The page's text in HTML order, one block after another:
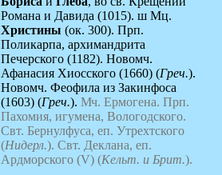
Романа и Давида (1015). ш Мц.
Христины (ок. 300). Прп.
Поликарпа, архимандрита
Печерского (1182). Новомч.
Афанасия Хиосского (1660) (Греч.).
Новомч. Феофила из Закинфоса
(1603) (Греч.). Мч. Ермогена. Прп.
Пахомия, игумена, Вологодского.
Свт. Бернулфуса, еп. Утрехтского
(Нидерл.). Свт. Деклана, еп.
Ардморского (V) (Кельт. и Брит.).